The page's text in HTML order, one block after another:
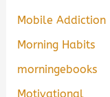
Mobile Addiction
Morning Habits
morningebooks
Motivational